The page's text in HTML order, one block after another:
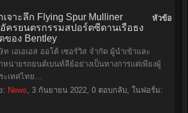
หัวข้อ
เจาะลึก Flying Spur Mulliner
อัครยนตรกรรมสปอร์ตซีดานเรือธง
ของ Bentley
ท เอเอเอส ออโต้ เซอร์วิส จำกัด ผู้นำเข้าและ
น่ายรถยนต์เบนท์ลีย์อย่างเป็นทางการแต่เพียงผู้
ะเทศไทย...
: News, 3 กันยายน 2022, 0 ตอบกลับ, ในฟอรั่ม: